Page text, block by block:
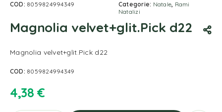
COD: 8059824994349 Categorie: Natale, Rami
Natalizi
Magnolia velvet+glit.Pick d22
Magnolia velvet+glit.Pick d22
COD: 8059824994349
4,38 €